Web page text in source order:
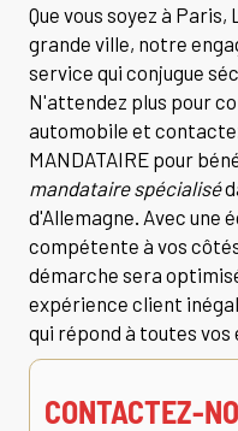
Que vous soyez à Paris,
grande ville, notre
service qui conjugue
N'attendez plus pour
automobile et
MANDATAIRE pour
mandataire spécialisé
d'Allemagne. Avec une
compétente à vos
démarche sera
expérience client
qui répond à toutes vos
CONTACTEZ-